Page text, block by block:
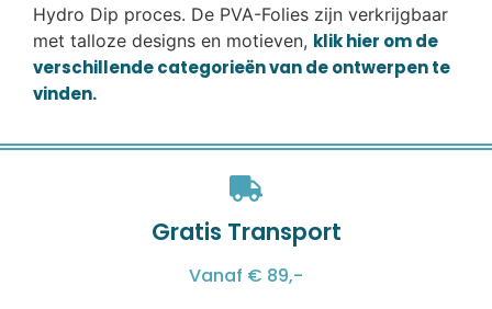
Hydro Dip proces. De PVA-Folies zijn verkrijgbaar
met talloze designs en motieven, klik hier om de
verschillende categorieën van de ontwerpen te
vinden.
Gratis Transport
Vanaf € 89,-